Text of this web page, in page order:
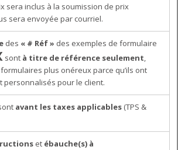
sera inclus à la soumission de prix
sera envoyée par courriel.
des « # Réf » des exemples de formulaire
sont à titre de référence seulement,
plus onéreux parce qu’ils ont
personnalisés pour le client.
avant les taxes applicables (TPS &
et ébauche(s) à